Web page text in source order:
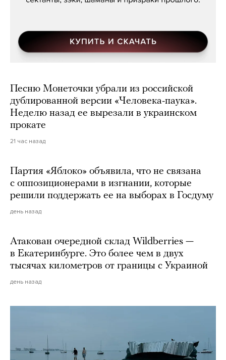
Песню Монеточки убрали из российской
дублированной версии «Человека-паука».
Неделю назад ее вырезали в украинском
прокате
21 час назад
Партия «Яблоко» объявила, что не связана
с оппозиционерами в изгнании, которые
решили поддержать ее на выборах в Госдуму
день назад
Атакован очередной склад Wildberries —
в Екатеринбурге. Это более чем в двух
тысячах километров от границы с Украиной
день назад